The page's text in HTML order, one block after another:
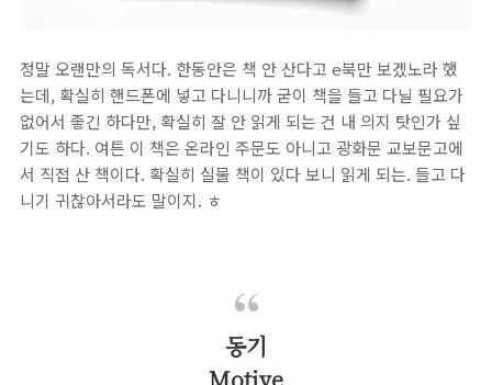
정말 오랜만의 독서다. 한동안은 책 안 산다고 e북만 보겠노라 했
는데, 확실히 핸드폰에 넣고 다니니까 굳이 책을 들고 다닐 필요가
없어서 좋긴 하다만, 확실히 잘 안 읽게 되는 건 내 의지 탓인가 싶
기도 하다. 여튼 이 책은 온라인 주문도 아니고 광화문 교보문고에
서 직접 산 책이다. 확실히 실물 책이 있다 보니 읽게 되는. 들고 다
니기 귀찮아서라도 말이지. ㅎ
동기